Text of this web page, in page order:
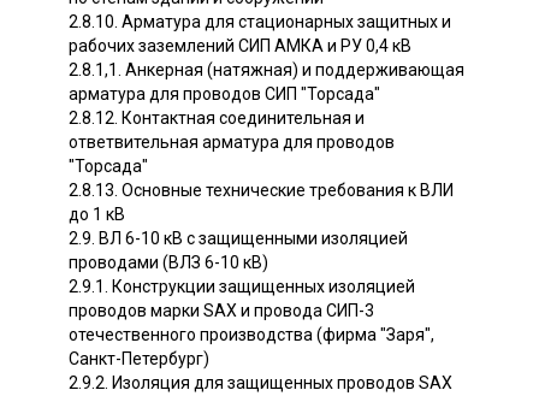
2.8.10. Арматура для стационарных защитных и
рабочих заземлений СИП АМКА и РУ 0,4 кВ
2.8.1,1. Анкерная (натяжная) и поддерживающая
арматура для проводов СИП "Торсада"
2.8.12. Контактная соединительная и
ответвительная арматура для проводов
"Торсада"
2.8.13. Основные технические требования к ВЛИ
до 1 кВ
2.9. ВЛ 6-10 кВ с защищенными изоляцией
проводами (ВЛЗ 6-10 кВ)
2.9.1. Конструкции защищенных изоляцией
проводов марки SAX и провода СИП-3
отечественного производства (фирма "Заря",
Санкт-Петербург)
2.9.2. Изоляция для защищенных проводов SAX